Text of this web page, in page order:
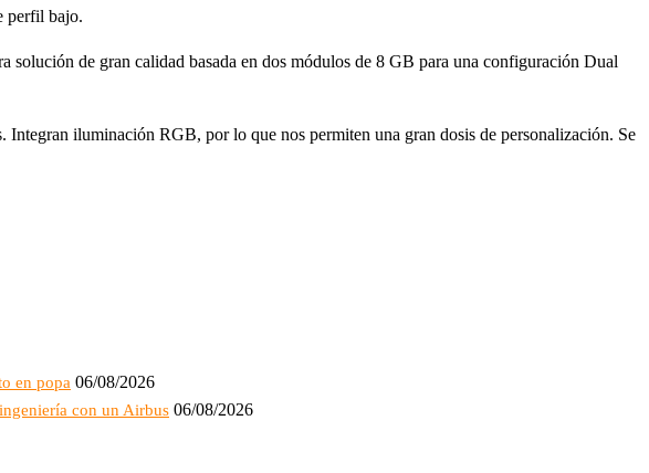
perfil bajo.
solución de gran calidad basada en dos módulos de 8 GB para una configuración Dual
iluminación RGB, por lo que nos permiten una gran dosis de personalización. Se
en popa 06/08/2026
con un Airbus 06/08/2026